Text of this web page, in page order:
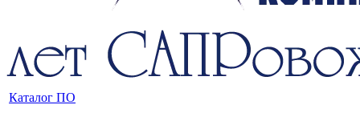
Каталог ПО